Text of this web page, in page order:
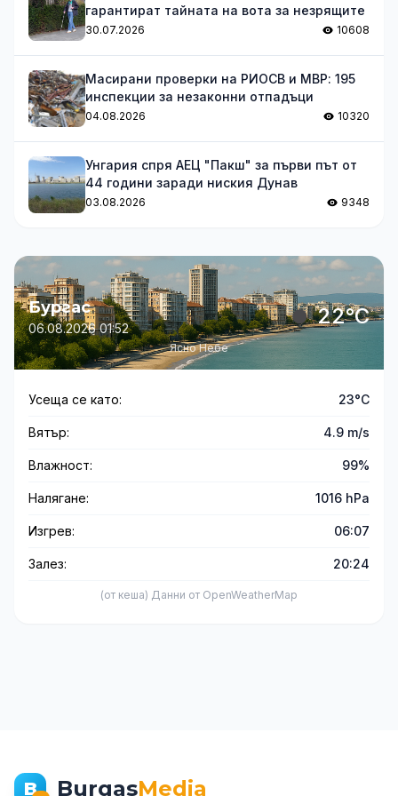
гарантират тайната на вота за незрящите
30.07.2026 10608
Масирани проверки на РИОСВ и МВР: 195
инспекции за незаконни отпадъци
04.08.2026 10320
Унгария спря АЕЦ "Пакш" за първи път от
44 години заради ниския Дунав
03.08.2026 9348
Бургас
06.08.2026 01:52 22°C
Ясно Небе
Усеща се като: 23°C
Вятър: 4.9 m/s
Влажност: 99%
Налягане: 1016 hPa
Изгрев: 06:07
Залез: 20:24
(от кеша) Данни от OpenWeatherMap
B BurgasMedia